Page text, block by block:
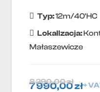
Typ:12m/40'HC
Lokallzacja:
Małaszewicze
7 990,00zł+
8 290,00zł